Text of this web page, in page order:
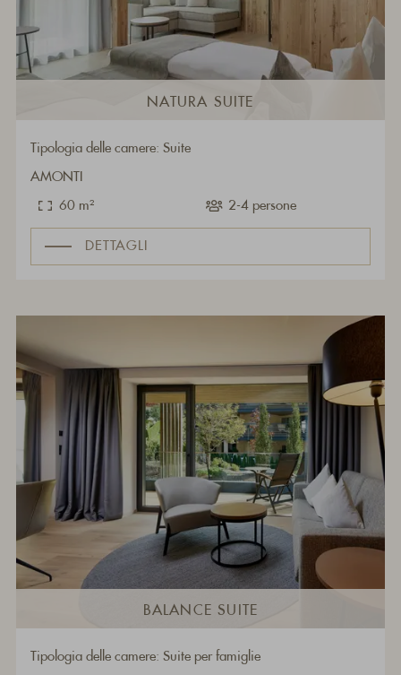
NATURA SUITE
Tipologia delle camere: Suite
AMONTI
60 m² 2-4 persone
DETTAGLI
BALANCE SUITE
Tipologia delle camere: Suite per famiglie